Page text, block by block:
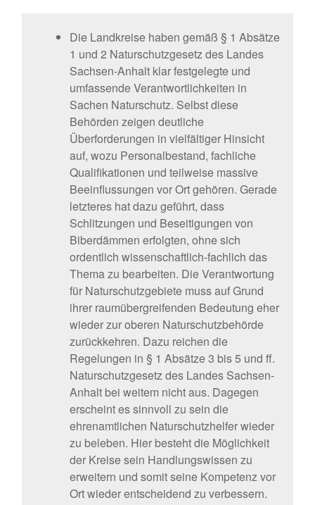
Die Landkreise haben gemäß § 1 Absätze
1 und 2 Naturschutzgesetz des Landes
Sachsen-Anhalt klar festgelegte und
umfassende Verantwortlichkeiten in
Sachen Naturschutz. Selbst diese
Behörden zeigen deutliche
Überforderungen in vielfältiger Hinsicht
auf, wozu Personalbestand, fachliche
Qualifikationen und teilweise massive
Beeinflussungen vor Ort gehören. Gerade
letzteres hat dazu geführt, dass
Schlitzungen und Beseitigungen von
Biberdämmen erfolgten, ohne sich
ordentlich wissenschaftlich-fachlich das
Thema zu bearbeiten. Die Verantwortung
für Naturschutzgebiete muss auf Grund
ihrer raumübergreifenden Bedeutung eher
wieder zur oberen Naturschutzbehörde
zurückkehren. Dazu reichen die
Regelungen in § 1 Absätze 3 bis 5 und ff.
Naturschutzgesetz des Landes Sachsen-
Anhalt bei weitem nicht aus. Dagegen
erscheint es sinnvoll zu sein die
ehrenamtlichen Naturschutzhelfer wieder
zu beleben. Hier besteht die Möglichkeit
der Kreise sein Handlungswissen zu
erweitern und somit seine Kompetenz vor
Ort wieder entscheidend zu verbessern.